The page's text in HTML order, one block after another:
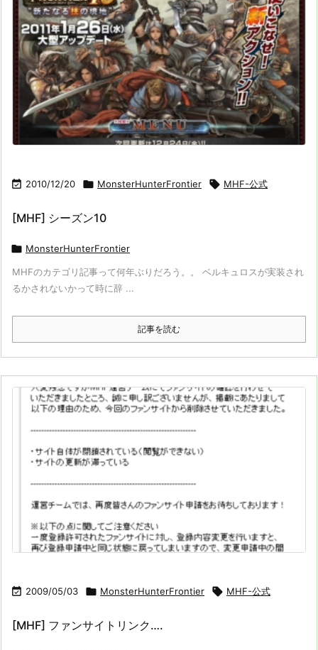
 2010/12/20  MonsterHunterFrontier  MHF-公式
[MHF] シーズン10
 MonsterHunterFrontier
MHFのカテゴリ記事って何年ぶりだろう。。 ベルキュロスが実装され
るかされないかって時に辞 ...
記事を読む
 2009/05/03  MonsterHunterFrontier  MHF-公式
[MHF] ファンサイトリンク….